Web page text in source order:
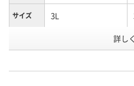
サイズ 3L
号
詳し